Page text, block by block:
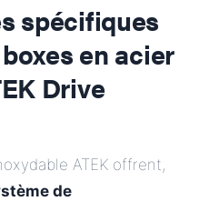
spécifiques
en acier
Drive
ATEK offrent,
de